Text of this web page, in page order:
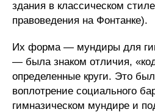
здания в классическом
правоведения на Фонтанке).
Их форма — мундиры для
— была знаком отличия,
определенные круги. Это
воплотрение социального
гимназическом мундире и